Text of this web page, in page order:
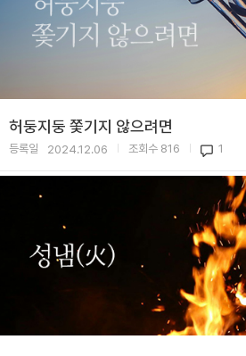
허둥지둥 쫓기지 않으려면
등록일 2024.12.06 조회수 816 1